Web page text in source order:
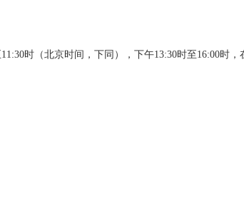
时（北京时间，下同），下午13:30时至16:00时